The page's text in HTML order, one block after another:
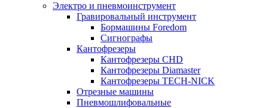
Электро и пневмоинструмент
Гравировальный инструмент
Бормашины Foredom
Сигнографы
Кантофрезеры
Кантофрезеры CHD
Кантофрезеры Diamaster
Кантофрезеры TECH-NICK
Отрезные машины
Пневмошлифовальные